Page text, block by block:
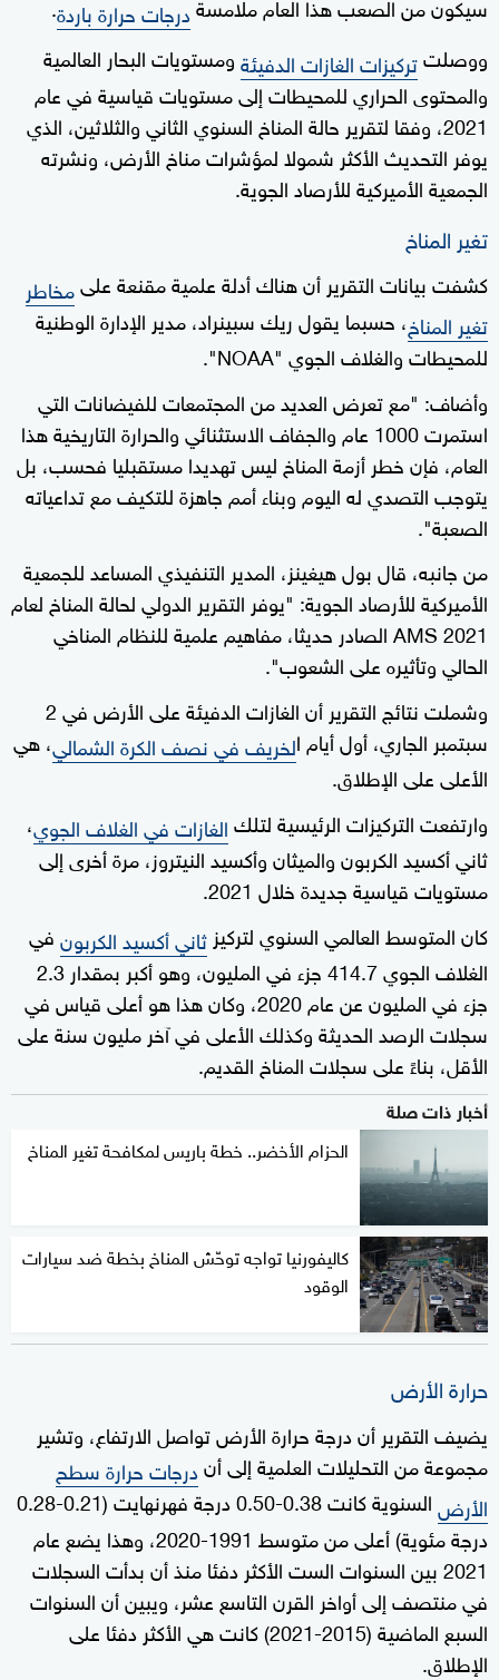
درجات حرارة باردة
ووصلتتركيزات الغازات الدفيئةومستويات البحار العالمية
والمحتوى الحراري للمحيطات إلى مستويات قياسية في عام
2021، وفقا لتقرير حالة المناخ السنوي الثاني والثلاثين، الذي
يوفر التحديث الأكثر شمولا لمؤشرات مناخ الأرض، ونشرته
الجمعية الأميركية للأرصاد الجوية.
تغير المناخ
كشفت بيانات التقرير أن هناك أدلة علمية مقنعة علىمخاطر
تغير المناخ، حسبما يقول ريك سبينراد، مدير الإدارة الوطنية
للمحيطات والغلاف الجوي "NOAA".
وأضاف: "مع تعرض العديد من المجتمعات للفيضانات التي
استمرت 1000 عام والجفاف الاستثنائي والحرارة التاريخية هذا
العام، فإن خطر أزمة المناخ ليس تهديدا مستقبليا فحسب، بل
يتوجب التصدي له اليوم وبناء أمم جاهزة للتكيف مع تداعياته
الصعبة".
من جانبه، قال بول هيغينز، المدير التنفيذي المساعد للجمعية
الأميركية للأرصاد الجوية: "يوفر التقرير الدولي لحالة المناخ لعام
2021 AMS الصادر حديثا، مفاهيم علمية للنظام المناخي
الحالي وتأثيره على الشعوب".
وشملت نتائج التقرير أن الغازات الدفيئة على الأرض في 2
سبتمبر الجاري، أول أيام الخريف في نصف الكرة الشمالي، هي
الأعلى على الإطلاق.
وارتفعت التركيزات الرئيسية لتلكالغازات في الغلاف الجوي،
ثاني أكسيد الكربون والميثان وأكسيد النيتروز، مرة أخرى إلى
مستويات قياسية جديدة خلال 2021.
كان المتوسط العالمي السنوي لتركيز ثاني أكسيد الكربونفي
الغلاف الجوي 414.7 جزء في المليون، وهو أكبر بمقدار 2.3
جزء في المليون عن عام 2020، وكان هذا هو أعلى قياس في
سجلات الرصد الحديثة وكذلك الأعلى في آخر مليون سنة على
الأقل، بناءً على سجلات المناخ القديم.
أخبار ذات صلة
الحزام الأخضر.. خطة باريس لمكافحة تغير المناخ
كاليفورنيا تواجه توحّش المناخ بخطة ضد سيارات
الوقود
حرارة الأرض
يضيف التقرير أن درجة حرارة الأرض تواصل الارتفاع، وتشير
مجموعة من التحليلات العلمية إلى أندرجات حرارة سطح
الأرض
السنوية كانت 0.38-0.50 درجة فهرنهايت (0.21-0.28
درجة مئوية) أعلى من متوسط 1991-2020، وهذا يضع عام
2021 بين السنوات الست الأكثر دفئا منذ أن بدأت السجلات
في منتصف إلى أواخر القرن التاسع عشر، ويبين أن السنوات
السبع الماضية (2015-2021) كانت هي الأكثر دفئا على
الإطلاق.